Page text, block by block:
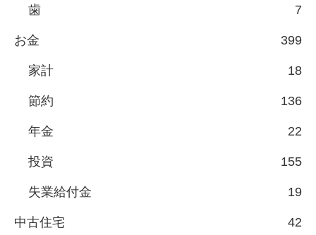
歯 7
お金 399
家計 18
節約 136
年金 22
投資 155
失業給付金 19
中古住宅 42